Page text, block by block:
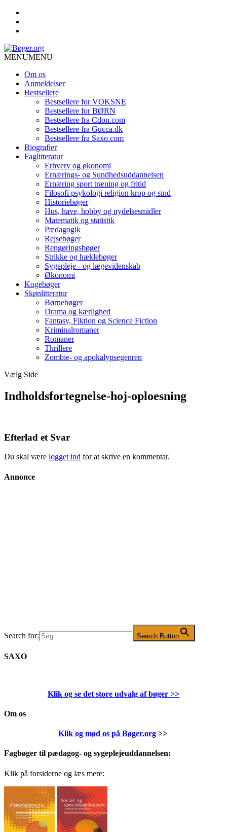
MENUMENU
Om os
Anmeldelser
Bestsellere
Bestsellere for VOKSNE
Bestsellere for BØRN
Bestsellere fra Cdon.com
Bestsellere fra Gucca.dk
Bestsellere fra Saxo.com
Biografier
Faglitteratur
Erhverv og økonomi
Ernærings- og Sundhedsuddannelsen
Ernæring sport træning og fritid
Filosofi psykologi religion krop og sind
Historiebøger
Hus, have, hobby og nydelsesmidler
Matematik og statistik
Pædagogik
Rejsebøger
Rengøringsbøger
Strikke og hæklebøger
Sygepleje - og lægevidenskab
Økonomi
Kogebøger
Skønlitteratur
Børnebøger
Drama og kærlighed
Fantasy, Fiktion og Science Fiction
Kriminalromaner
Romaner
Thrillere
Zombie- og apokalypsegenren
Vælg Side
Indholdsfortegnelse-hoj-oploesning
Efterlad et Svar
Du skal være logget ind for at skrive en kommentar.
Annonce
Search for: Search Button
SAXO
Klik og se det store udvalg af bøger >>
Om os
Klik og mød os på Bøger.org>>
Fagbøger til pædagog- og sygeplejeuddannelsen:
Klik på forsiderne og læs mere: